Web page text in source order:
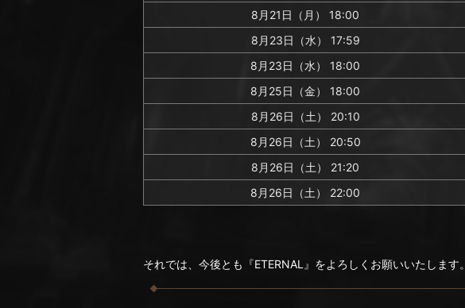
8月21日（月） 18:00
8月23日（水） 17:59
8月23日（水） 18:00
8月25日（金） 18:00
8月26日（土） 20:10
8月26日（土） 20:50
8月26日（土） 21:20
8月26日（土） 22:00
それでは、今後とも『ETERNAL』をよろしくお願いいたします。